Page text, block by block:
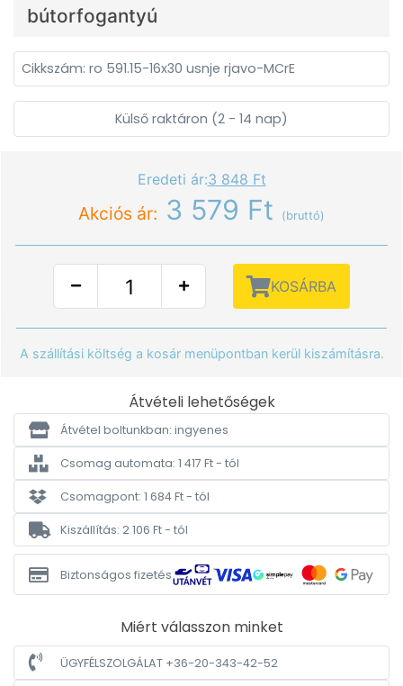
bútorfogantyú
Cikkszám: ro 591.15-16x30 usnje rjavo-MCrE
Külső raktáron (2 - 14 nap)
Eredeti ár:3 848 Ft
Akciós ár: 3 579 Ft (bruttó)
KOSÁRBA
A szállítási költség a kosár menüpontban kerül kiszámításra.
Átvételi lehetőségek
Átvétel boltunkban: ingyenes
Csomag automata: 1 417 Ft - tól
Csomagpont: 1 684 Ft - tól
Kiszállítás: 2 106 Ft - tól
Biztonságos fizetés
Miért válasszon minket
ÜGYFÉLSZOLGÁLAT +36-20-343-42-52